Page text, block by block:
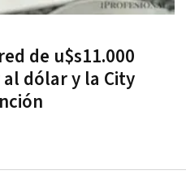
de u$s11.000
dólar y la City